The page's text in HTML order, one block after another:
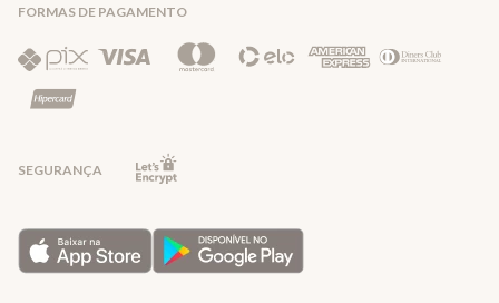
Política de Privacidade
FORMAS DE PAGAMENTO
SEGURANÇA